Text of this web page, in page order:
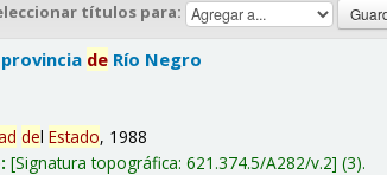
títulos para:
de Río Negro
delEstado, 1988
Signatura topográfica:621.374.5/A282/v.2 (3).